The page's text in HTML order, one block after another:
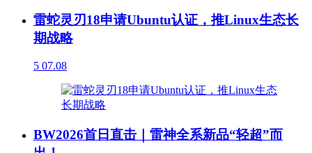
雷蛇灵刃18申请Ubuntu认证，推Linux生态长
期战略
5 07.08
BW2026首日直击｜雷神全系新品“轻超”而